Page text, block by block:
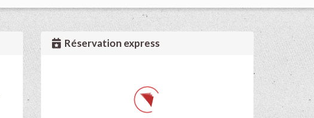
Réservation express